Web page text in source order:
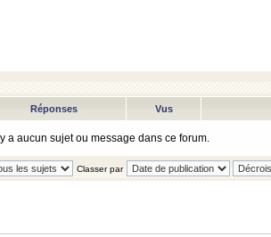
Réponses Vus
a aucun sujet ou message dans ce forum.
Classer par